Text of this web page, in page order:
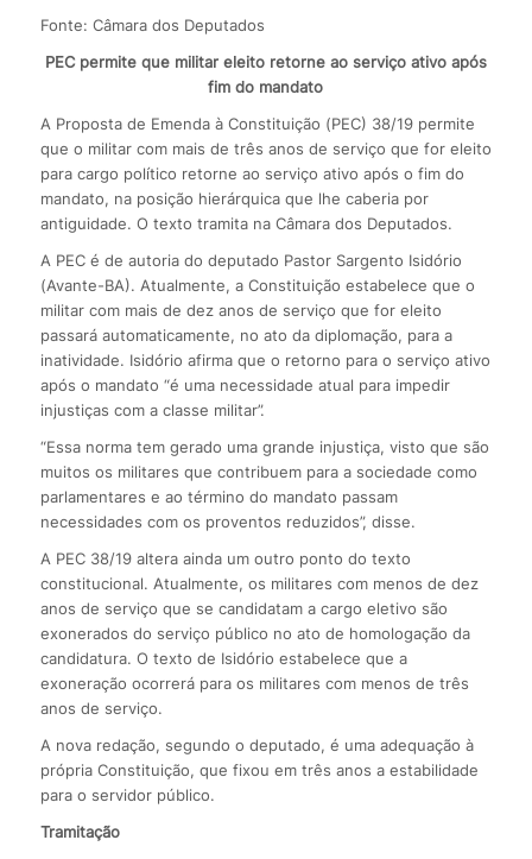
Fonte: Câmara dos Deputados
PEC permite que militar eleito retorne ao serviço ativo após
fim do mandato
A Proposta de Emenda à Constituição (PEC) 38/19 permite
que o militar com mais de três anos de serviço que for eleito
para cargo político retorne ao serviço ativo após o fim do
mandato, na posição hierárquica que lhe caberia por
antiguidade. O texto tramita na Câmara dos Deputados.
A PEC é de autoria do deputado Pastor Sargento Isidório
(Avante-BA). Atualmente, a Constituição estabelece que o
militar com mais de dez anos de serviço que for eleito
passará automaticamente, no ato da diplomação, para a
inatividade. Isidório afirma que o retorno para o serviço ativo
após o mandato “é uma necessidade atual para impedir
injustiças com a classe militar”.
“Essa norma tem gerado uma grande injustiça, visto que são
muitos os militares que contribuem para a sociedade como
parlamentares e ao término do mandato passam
necessidades com os proventos reduzidos”, disse.
A PEC 38/19 altera ainda um outro ponto do texto
constitucional. Atualmente, os militares com menos de dez
anos de serviço que se candidatam a cargo eletivo são
exonerados do serviço público no ato de homologação da
candidatura. O texto de Isidório estabelece que a
exoneração ocorrerá para os militares com menos de três
anos de serviço.
A nova redação, segundo o deputado, é uma adequação à
própria Constituição, que fixou em três anos a estabilidade
para o servidor público.
Tramitação